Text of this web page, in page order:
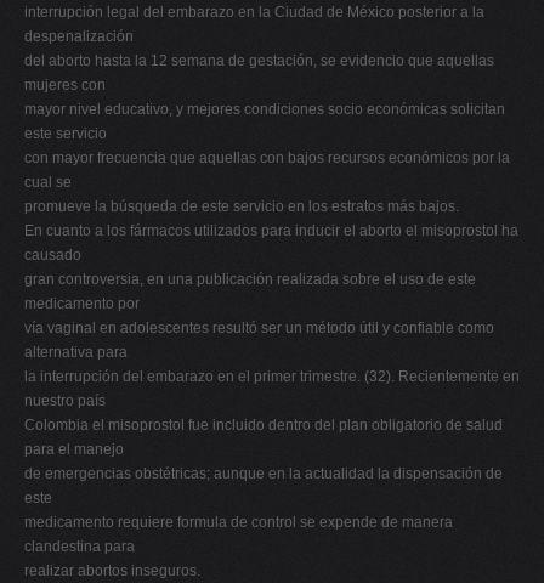
interrupción legal del embarazo en la Ciudad de México posterior a la
despenalización
del aborto hasta la 12 semana de gestación, se evidencio que aquellas
mujeres con
mayor nivel educativo, y mejores condiciones socio económicas solicitan
este servicio
con mayor frecuencia que aquellas con bajos recursos económicos por la
cual se
promueve la búsqueda de este servicio en los estratos más bajos.
En cuanto a los fármacos utilizados para inducir el aborto el misoprostol ha
causado
gran controversia, en una publicación realizada sobre el uso de este
medicamento por
vía vaginal en adolescentes resultó ser un método útil y confiable como
alternativa para
la interrupción del embarazo en el primer trimestre. (32). Recientemente en
nuestro país
Colombia el misoprostol fue incluido dentro del plan obligatorio de salud
para el manejo
de emergencias obstétricas; aunque en la actualidad la dispensación de
este
medicamento requiere formula de control se expende de manera
clandestina para
realizar abortos inseguros.